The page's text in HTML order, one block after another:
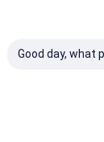
Good day, what